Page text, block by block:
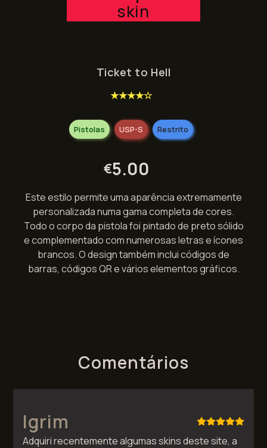
skin
Ticket to Hell
€5.00
USP-S Restrito
★★★★☆
Pistolas
Este estilo permite uma aparência extremamente
personalizada numa gama completa de cores.
Todo o corpo da pistola foi pintado de preto sólido
e complementado com numerosas letras e ícones
brancos. O design também inclui códigos de
barras, códigos QR e vários elementos gráficos.
Comentários
Adquiri recentemente algumas skins deste site, a
Igrim